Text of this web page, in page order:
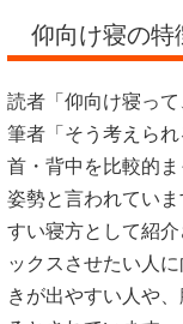
仰向け寝の特
読者「仰向け寝って
筆者「そう考えら
首・背中を比較的
姿勢と言われてい
すい寝方として紹
ックスさせたい人
きが出やすい人や